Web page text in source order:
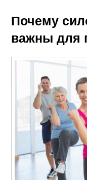
Почему
важны для